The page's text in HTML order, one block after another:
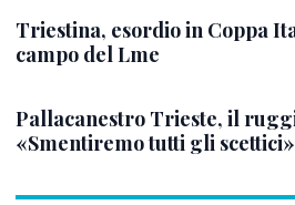
Triestina, esordio in Coppa
campo del Lme
Pallacanestro Trieste, il
«Smentiremo tutti gli scettici»